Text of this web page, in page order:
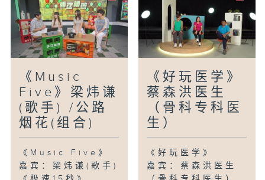
《Music
Five》梁炜谦
(歌手) /公路
烟花(组合)
《Music Five》
嘉宾：梁炜谦(歌手)
《好玩医学》
蔡森洪医生
（骨科专科医
生）
《好玩医学》
嘉宾：蔡森洪医生